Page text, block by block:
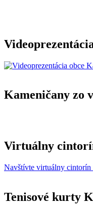
Kameničany zo
Virtuálny
Navštívte virtuálny cintorín
Tenisové kurty